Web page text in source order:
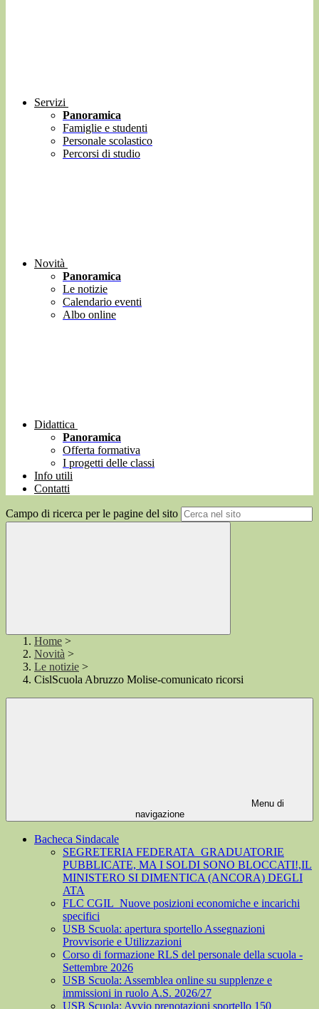
Servizi
Panoramica
Famiglie e studenti
Personale scolastico
Percorsi di studio
Novità
Panoramica
Le notizie
Calendario eventi
Albo online
Didattica
Panoramica
Offerta formativa
I progetti delle classi
Info utili
Contatti
Campo di ricerca per le pagine del sito
Home >
Novità >
Le notizie >
CislScuola Abruzzo Molise-comunicato ricorsi
Menu di
navigazione
Bacheca Sindacale
SEGRETERIA FEDERATA_GRADUATORIE
PUBBLICATE, MA I SOLDI SONO BLOCCATI!,IL
MINISTERO SI DIMENTICA (ANCORA) DEGLI
ATA
FLC CGIL_Nuove posizioni economiche e incarichi
specifici
USB Scuola: apertura sportello Assegnazioni
Provvisorie e Utilizzazioni
Corso di formazione RLS del personale della scuola -
Settembre 2026
USB Scuola: Assemblea online su supplenze e
immissioni in ruolo A.S. 2026/27
USB Scuola: Avvio prenotazioni sportello 150